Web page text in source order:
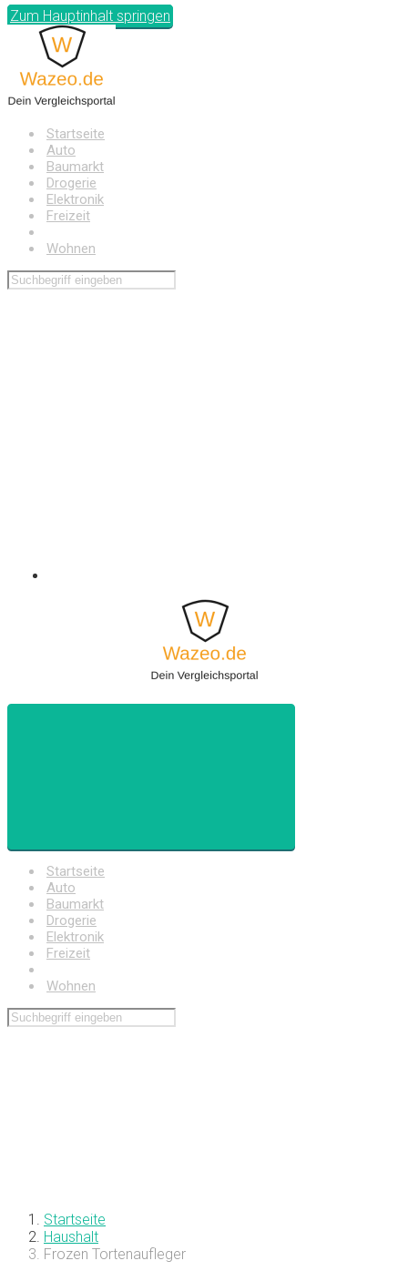
Zum Hauptinhalt springen
Startseite
Auto
Baumarkt
Drogerie
Elektronik
Freizeit
Wohnen
Startseite
Auto
Baumarkt
Drogerie
Elektronik
Freizeit
Wohnen
Startseite
Haushalt
Frozen Tortenaufleger